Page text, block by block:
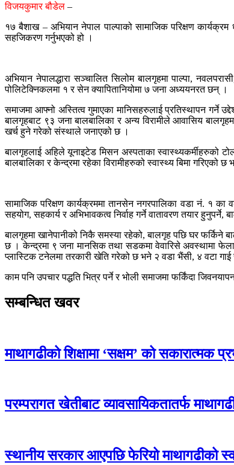
विजयकुमार बौडेल –
१७ बैशाख – अभियान नेपाल पाल्पाको सामाजिक परिक्षण
सहजिकरण गर्नुभएको हो ।
अभियान नेपालद्धारा सञ्चालित सिलोम बालगृहमा पाल्पा,
पोलिटेक्निकलमा १ र सेन क्यापितानियोमा ७ जना अध्ययनरत छन् ।
समाजमा आफ्नो अस्तित्व गुमाएका मानिसहरुलाई प्रतिस्थापन
बालगृहबाट ९३ जना बालबालिका र अन्य विरामीले आवासिय
खर्च हुने गरेको संस्थाले जनाएको छ ।
बालगृहलाई अहिले यूनाइटेड मिसन अस्पताका स्वास्थ्यकर्मीहरुको
बालबालिका र केन्द्रमा रहेका विरामीहरुको स्वास्थ्य बिमा
सामाजिक परिक्षण कार्यक्रममा तानसेन नगरपालिका वडा नं. १
सहयोग, सहकार्य र अभिभावकत्व निर्वाह गर्ने वातावरण तयार
बालगृहमा खानेपानीको निकै समस्या रहेको, बालगृह पछि घर
छ । केन्द्रमा ९ जना मानसिक तथा सडकमा वेवारिसे अवस्थामा
प्लास्टिक टनेलमा तरकारी खेति गरेको छ भने २ वडा भैंसी, ४ वटा
काम पनि उपचार पद्धति भित्र पर्ने र भोली समाजमा फर्किंदा
सम्बन्धित खवर
माथागढीको शिक्षामा ‘सक्षम’ को सकारात्मक
परम्परागत खेतीबाट व्यावसायिकतातर्फ
स्थानीय सरकार आएपछि फेरियो माथागढीको